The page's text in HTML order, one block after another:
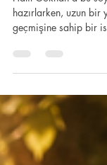
Temmuz'dan
geçmişine sahip bir
dinleyeceğimi
okuduğumdaysa,
değil, kendi
bir düşünce insanıyla